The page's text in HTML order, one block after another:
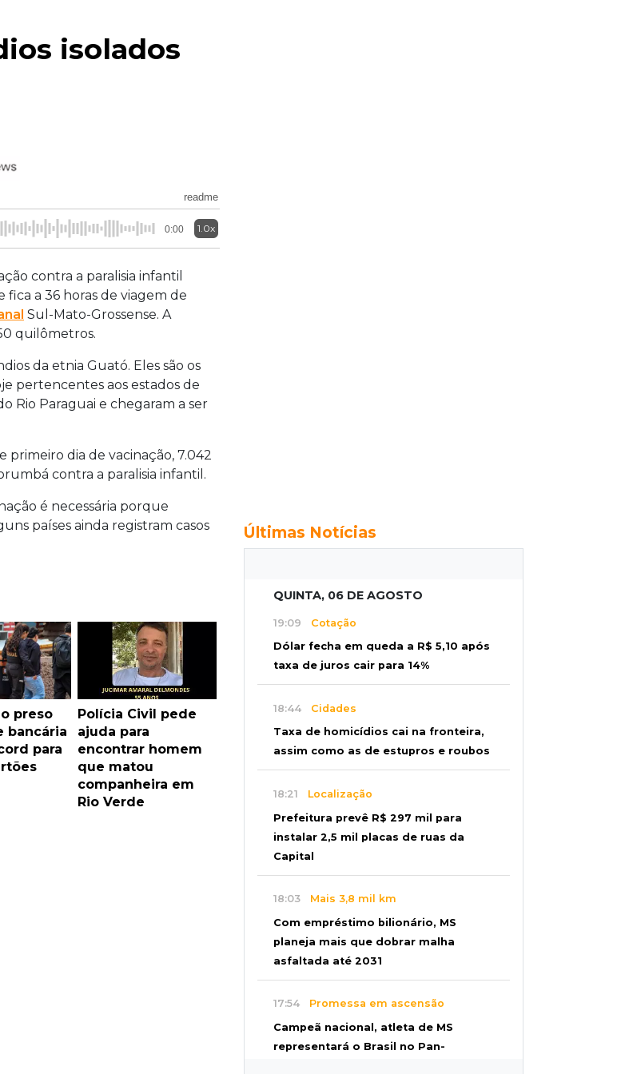
isolados
readme
0:00 1.0x
contra a paralisia infantil
a 36 horas de viagem de
Sul-Mato-Grossense. A
quilômetros.
da etnia Guató. Eles são os
pertencentes aos estados de
Rio Paraguai e chegaram a ser
primeiro dia de vacinação, 7.042
contra a paralisia infantil.
é necessária porque
países ainda registram casos
preso
bancária
para
Polícia Civil pede
ajuda para
encontrar homem
que matou
companheira em
Rio Verde
Últimas Notícias
QUINTA, 06 DE AGOSTO
19:09 Cotação
Dólar fecha em queda a R$ 5,10 após
taxa de juros cair para 14%
18:44 Cidades
Taxa de homicídios cai na fronteira,
assim como as de estupros e roubos
18:21 Localização
Prefeitura prevê R$ 297 mil para
instalar 2,5 mil placas de ruas da
Capital
18:03 Mais 3,8 mil km
Com empréstimo bilionário, MS
planeja mais que dobrar malha
asfaltada até 2031
17:54 Promessa em ascensão
Campeã nacional, atleta de MS
representará o Brasil no Pan-